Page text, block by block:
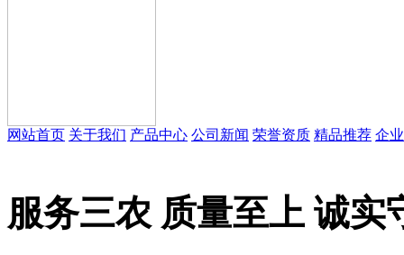
网站首页 关于我们 产品中心 公司新闻 荣誉资质 精品推荐 企
服务三农 质量至上 诚实